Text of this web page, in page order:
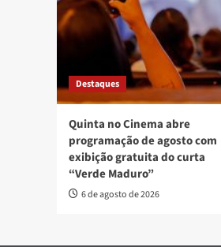
Destaques
Quinta no Cinema abre
programação de agosto com
exibição gratuita do curta
“Verde Maduro”
6 de agosto de 2026